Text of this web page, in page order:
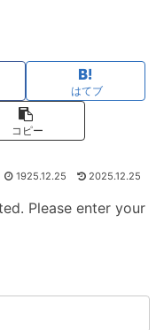
はてブ
コピー
1925.12.25 2025.12.25
Please enter your